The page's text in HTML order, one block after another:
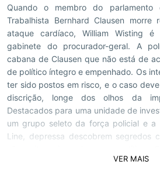
Quando o membro do
Trabalhista Bernhard Clausen morre
ataque cardíaco, William Wisting
gabinete do procurador-geral. A
cabana de Clausen que não está de
de político íntegro e empenhado. Os
ter sido postos em risco, e o caso
discrição, longe dos olhos da
Destacados para uma unidade de
um grupo seleto da força policial e a
Line, depressa descobrem segredos
de um rapaz desaparecido depois
VER MAIS